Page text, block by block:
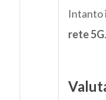
Intanto
rete 5G.